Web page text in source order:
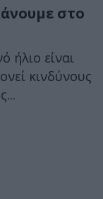
στο
ήλιο είναι
κινδύνους